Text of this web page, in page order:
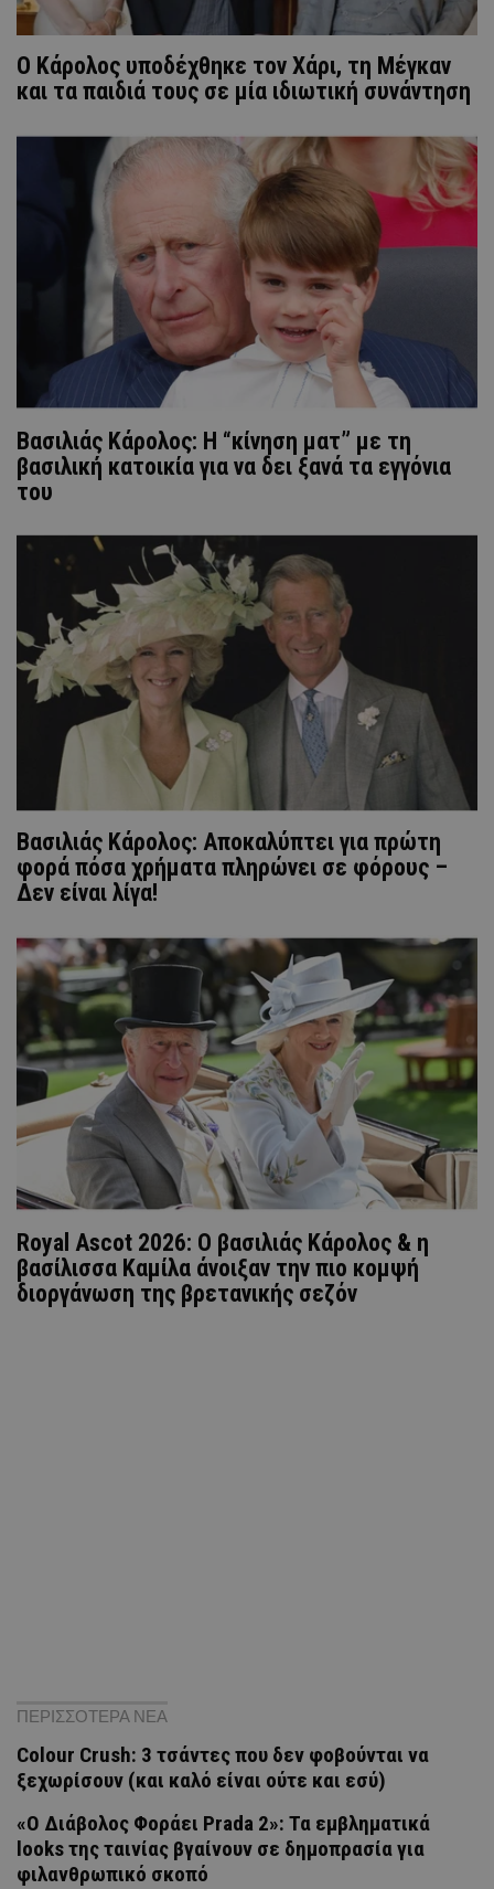
Ο Κάρολος υποδέχθηκε τον Χάρι, τη Μέγκαν
και τα παιδιά τους σε μία ιδιωτική συνάντηση
Βασιλιάς Κάρολος: Η “κίνηση ματ” με τη
βασιλική κατοικία για να δει ξανά τα εγγόνια
του
Βασιλιάς Κάρολος: Αποκαλύπτει για πρώτη
φορά πόσα χρήματα πληρώνει σε φόρους –
Δεν είναι λίγα!
Royal Ascot 2026: Ο βασιλιάς Κάρολος & η
βασίλισσα Καμίλα άνοιξαν την πιο κομψή
διοργάνωση της βρετανικής σεζόν
ΠΕΡΙΣΣΟΤΕΡΑ ΝΕΑ
Colour Crush: 3 τσάντες που δεν φοβούνται να
ξεχωρίσουν (και καλό είναι ούτε και εσύ)
«Ο Διάβολος Φοράει Prada 2»: Τα εμβληματικά
looks της ταινίας βγαίνουν σε δημοπρασία για
φιλανθρωπικό σκοπό